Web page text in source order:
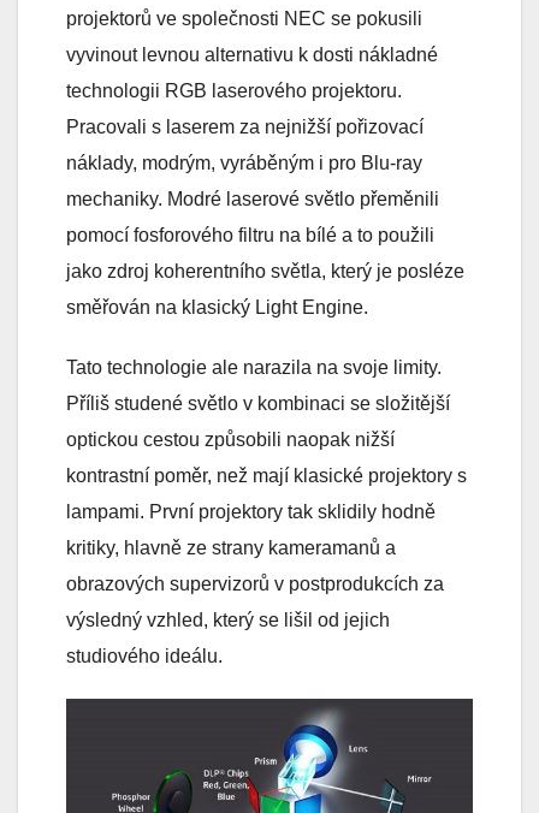
projektorů ve společnosti NEC se pokusili
vyvinout levnou alternativu k dosti nákladné
technologii RGB laserového projektoru.
Pracovali s laserem za nejnižší pořizovací
náklady, modrým, vyráběným i pro Blu-ray
mechaniky. Modré laserové světlo přeměnili
pomocí fosforového filtru na bílé a to použili
jako zdroj koherentního světla, který je posléze
směřován na klasický Light Engine.
Tato technologie ale narazila na svoje limity.
Příliš studené světlo v kombinaci se složitější
optickou cestou způsobili naopak nižší
kontrastní poměr, než mají klasické projektory s
lampami. První projektory tak sklidily hodně
kritiky, hlavně ze strany kameramanů a
obrazových supervizorů v postprodukcích za
výsledný vzhled, který se lišil od jejich
studiového ideálu.